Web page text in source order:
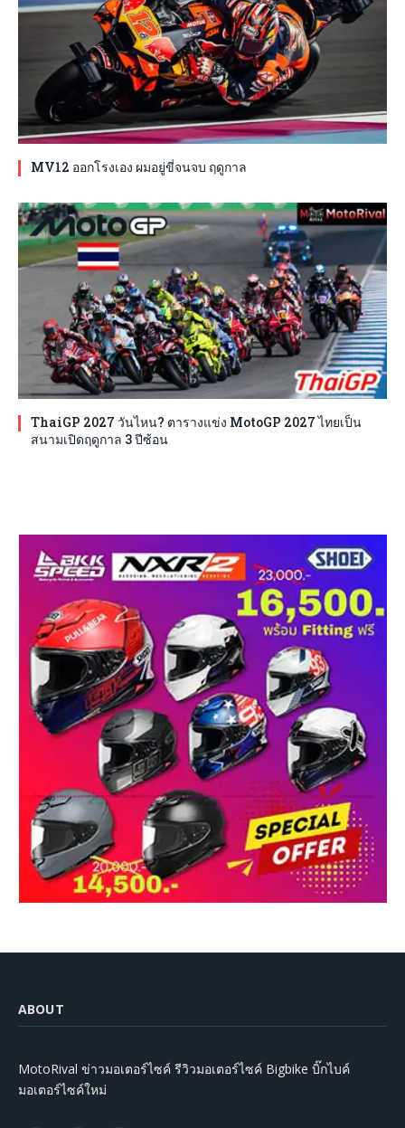
MV12 ออกโรงเอง ผมอยู่ขี่จนจบ ฤดูกาล
ThaiGP 2027 วันไหน? ตารางแข่ง MotoGP 2027 ไทยเป็น
สนามเปิดฤดูกาล 3 ปีซ้อน
ABOUT
MotoRival ข่าวมอเตอร์ไซค์ รีวิวมอเตอร์ไซค์ Bigbike บิ๊กไบค์
มอเตอร์ไซค์ใหม่